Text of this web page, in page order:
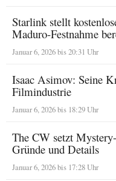
Starlink stellt
Maduro-Festnahme
Januar 6, 2026 bis 20:31 Uhr
Isaac Asimov: Seine
Filmindustrie
Januar 6, 2026 bis 18:29 Uhr
The CW setzt
Gründe und Details
Januar 6, 2026 bis 17:28 Uhr